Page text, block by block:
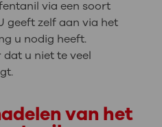
via een soort
geeft zelf aan via het
u nodig heeft.
u niet te veel
van het